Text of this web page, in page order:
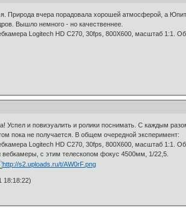
Природа вчера порадовала хорошей атмосферой, а
Вышло немного - но качественнее.
Logitech HD C270, 30fps, 800Х600, масштаб 1:1.
Успел и повиэуалить и ролики поснимать. С каждым
пока не получается. В общем очередной эксперимент:
Logitech HD C270, 30fps, 800Х600, масштаб 1:1.
с этим телескопом фокус 4500мм, 1/22,5.
18:18:22)